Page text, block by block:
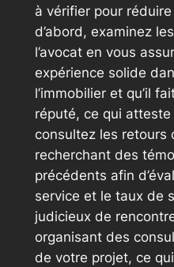
à vérifier pour
d’abord, examinez
l’avocat en vous
expérience solide
l’immobilier et qu’il
réputé, ce qui
consultez les retours
recherchant des
précédents afin
service et le taux de
judicieux de
organisant des
de votre projet, ce